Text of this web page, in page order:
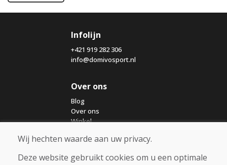
Infolijn
+421 919 282 306
info@domivosport.nl
Over ons
Blog
Over ons
Winkel
Aankoop
Wij hechten waarde aan uw privacy.
Deze website gebruikt cookies om u een optimale